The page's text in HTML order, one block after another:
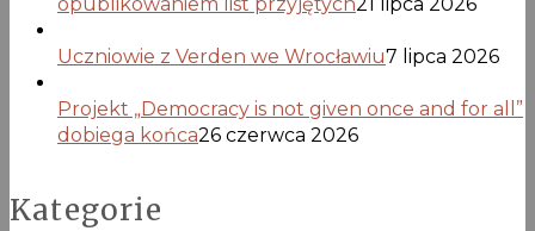
Uczniowie z Verden we Wrocławiu7 lipca 2026
Projekt „Democracy is not given once and for all”
dobiega końca26 czerwca 2026
Kategorie